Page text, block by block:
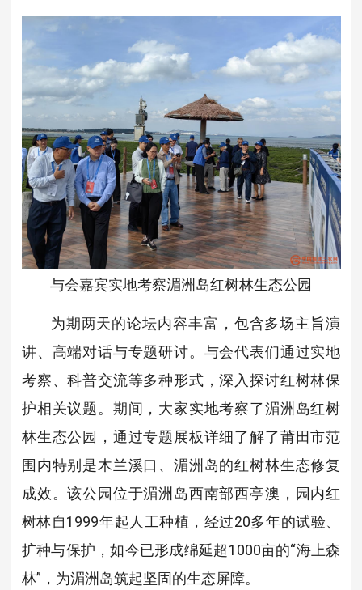
与会嘉宾实地考察湄洲岛红树林生态公园
为期两天的论坛内容丰富，包含多场主旨演
讲、高端对话与专题研讨。与会代表们通过实地
考察、科普交流等多种形式，深入探讨红树林保
护相关议题。期间，大家实地考察了湄洲岛红树
林生态公园，通过专题展板详细了解了莆田市范
围内特别是木兰溪口、湄洲岛的红树林生态修复
成效。该公园位于湄洲岛西南部西亭澳，园内红
树林自1999年起人工种植，经过20多年的试验、
扩种与保护，如今已形成绵延超1000亩的“海上森
林”，为湄洲岛筑起坚固的生态屏障。